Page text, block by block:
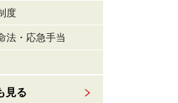
度
法・応急手当
見る